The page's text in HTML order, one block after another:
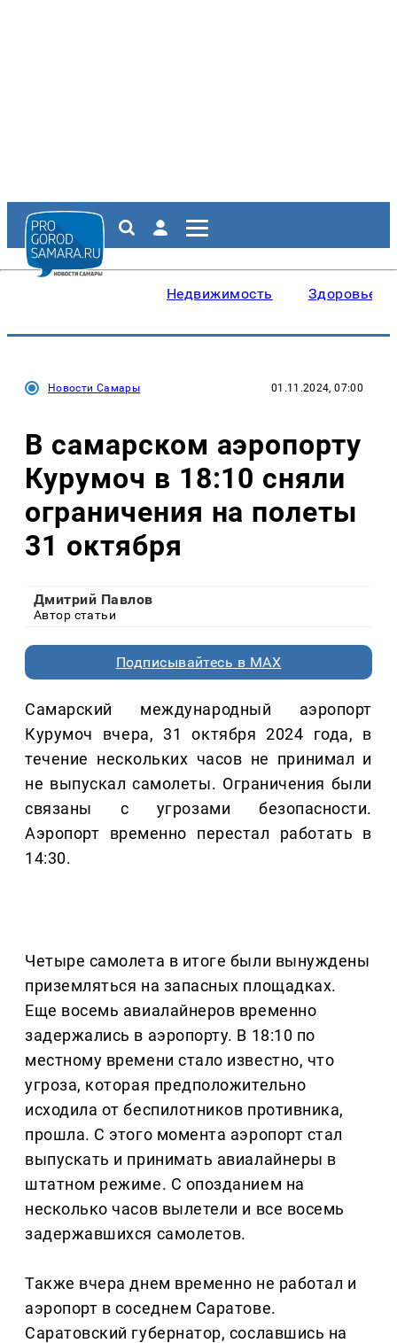
Недвижимость Здоровье
Новости Самары 01.11.2024, 07:00
В самарском аэропорту
Курумоч в 18:10 сняли
ограничения на полеты
31 октября
Дмитрий Павлов
Автор статьи
Подписывайтесь в MAX
Самарский международный аэропорт
Курумоч вчера, 31 октября 2024 года, в
течение нескольких часов не принимал и
не выпускал самолеты. Ограничения были
связаны с угрозами безопасности.
Аэропорт временно перестал работать в
14:30.
Четыре самолета в итоге были вынуждены
приземляться на запасных площадках.
Еще восемь авиалайнеров временно
задержались в аэропорту. В 18:10 по
местному времени стало известно, что
угроза, которая предположительно
исходила от беспилотников противника,
прошла. С этого момента аэропорт стал
выпускать и принимать авиалайнеры в
штатном режиме. С опозданием на
несколько часов вылетели и все восемь
задержавшихся самолетов.
Также вчера днем временно не работал и
аэропорт в соседнем Саратове.
Саратовский губернатор, сославшись на